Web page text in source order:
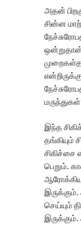
அதன்
சின்ன
ஒன்றுதான்
இந்த
தங்கியும்
சிகிச்சை
பெறும்.
செய்யும்
இருக்கும்.